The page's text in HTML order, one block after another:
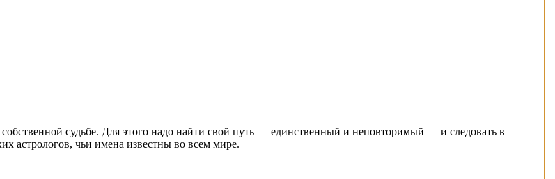
судьбе. Для этого надо найти свой путь — единственный и неповторимый — и следовать в
астрологов, чьи имена известны во всем мире.